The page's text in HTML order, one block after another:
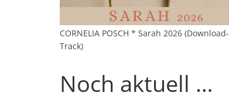
CORNELIA POSCH * Sarah 2026 (Download-
Track)
Noch aktuell …